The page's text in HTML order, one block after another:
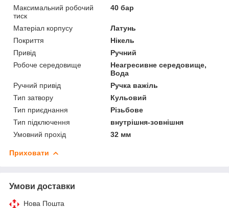
Максимальний робочий
тиск
40 бар
Матеріал корпусу
Латунь
Покриття
Нікель
Привід
Ручний
Робоче середовище
Неагресивне середовище,
Вода
Ручний привід
Ручка важіль
Тип затвору
Кульовий
Тип приєднання
Різьбове
Тип підключення
внутрішня-зовнішня
Умовний прохід
32 мм
Приховати
Умови доставки
Нова Пошта